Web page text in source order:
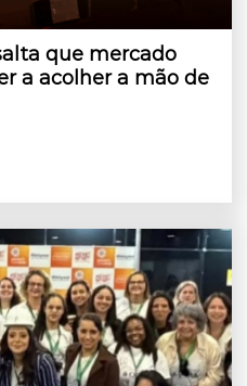
que mercado
a acolher a mão de